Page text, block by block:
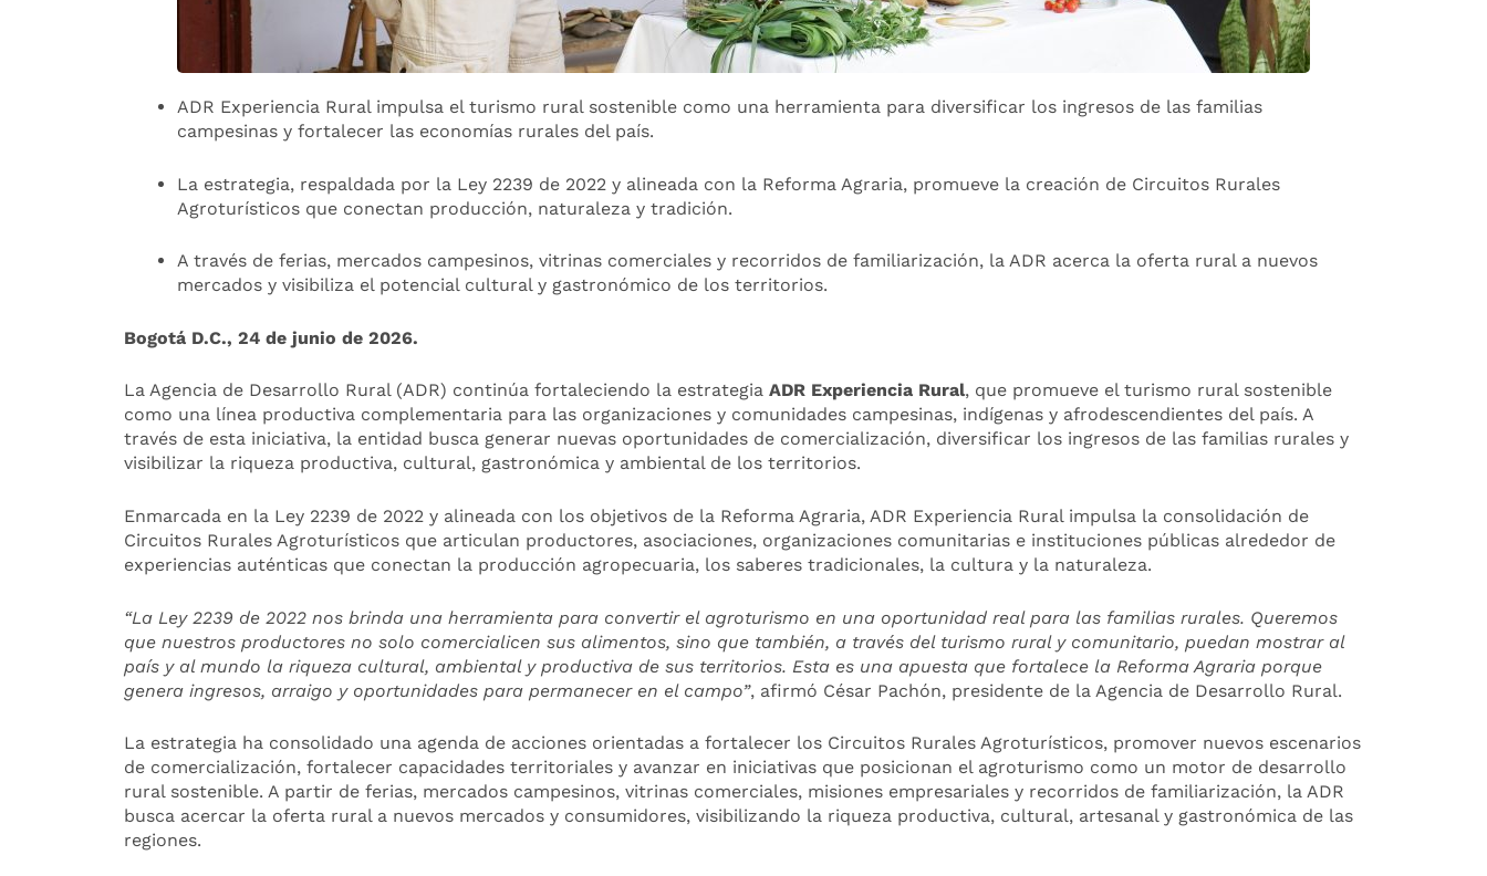
ADR Experiencia Rural impulsa el turismo rural sostenible como una herramienta para diversificar los ingresos de las familias
campesinas y fortalecer las economías rurales del país.
La estrategia, respaldada por la Ley 2239 de 2022 y alineada con la Reforma Agraria, promueve la creación de Circuitos Rurales
Agroturísticos que conectan producción, naturaleza y tradición.
A través de ferias, mercados campesinos, vitrinas comerciales y recorridos de familiarización, la ADR acerca la oferta rural a nuevos
mercados y visibiliza el potencial cultural y gastronómico de los territorios.
Bogotá D.C., 24 de junio de 2026.
La Agencia de Desarrollo Rural (ADR) continúa fortaleciendo la estrategia ADR Experiencia Rural, que promueve el turismo rural sostenible
como una línea productiva complementaria para las organizaciones y comunidades campesinas, indígenas y afrodescendientes del país. A
través de esta iniciativa, la entidad busca generar nuevas oportunidades de comercialización, diversificar los ingresos de las familias rurales y
visibilizar la riqueza productiva, cultural, gastronómica y ambiental de los territorios.
Enmarcada en la Ley 2239 de 2022 y alineada con los objetivos de la Reforma Agraria, ADR Experiencia Rural impulsa la consolidación de
Circuitos Rurales Agroturísticos que articulan productores, asociaciones, organizaciones comunitarias e instituciones públicas alrededor de
experiencias auténticas que conectan la producción agropecuaria, los saberes tradicionales, la cultura y la naturaleza.
“La Ley 2239 de 2022 nos brinda una herramienta para convertir el agroturismo en una oportunidad real para las familias rurales. Queremos
que nuestros productores no solo comercialicen sus alimentos, sino que también, a través del turismo rural y comunitario, puedan mostrar al
país y al mundo la riqueza cultural, ambiental y productiva de sus territorios. Esta es una apuesta que fortalece la Reforma Agraria porque
genera ingresos, arraigo y oportunidades para permanecer en el campo”, afirmó César Pachón, presidente de la Agencia de Desarrollo Rural.
La estrategia ha consolidado una agenda de acciones orientadas a fortalecer los Circuitos Rurales Agroturísticos, promover nuevos escenarios
de comercialización, fortalecer capacidades territoriales y avanzar en iniciativas que posicionan el agroturismo como un motor de desarrollo
rural sostenible. A partir de ferias, mercados campesinos, vitrinas comerciales, misiones empresariales y recorridos de familiarización, la ADR
busca acercar la oferta rural a nuevos mercados y consumidores, visibilizando la riqueza productiva, cultural, artesanal y gastronómica de las
regiones.